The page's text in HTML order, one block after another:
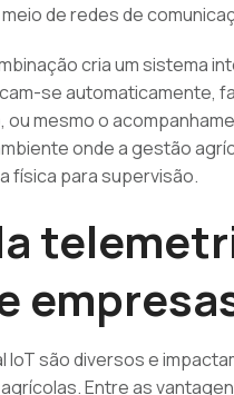
de redes de
cria um sistema
se automaticamente,
mesmo o
onde a gestão
física para supervisão.
são diversos e
Entre as